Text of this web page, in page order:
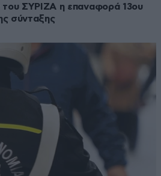
ΣΥΡΙΖΑ η επαναφορά 13ου
σύνταξης